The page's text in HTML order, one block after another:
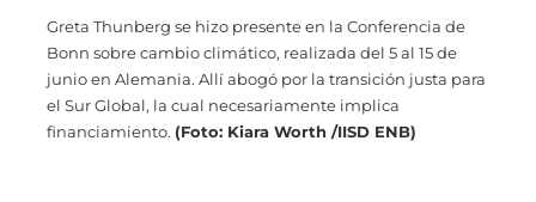
Greta Thunberg se hizo presente en la Conferencia de
Bonn sobre cambio climático, realizada del 5 al 15 de
junio en Alemania. Allí abogó por la transición justa para
el Sur Global, la cual necesariamente implica
financiamiento. (Foto: Kiara Worth /IISD ENB)